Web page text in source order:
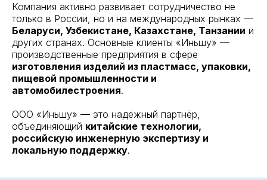
Компания активно развивает сотрудничество не
только в России, но и на международных рынках —
Беларуси, Узбекистане, Казахстане, Танзании и
других странах. Основные клиенты «Иньшу» —
производственные предприятия в сфере
изготовления изделий из пластмасс, упаковки,
пищевой промышленности и
автомобилестроения.
ООО «Иньшу» — это надёжный партнёр,
объединяющий китайские технологии,
российскую инженерную экспертизу и
локальную поддержку.